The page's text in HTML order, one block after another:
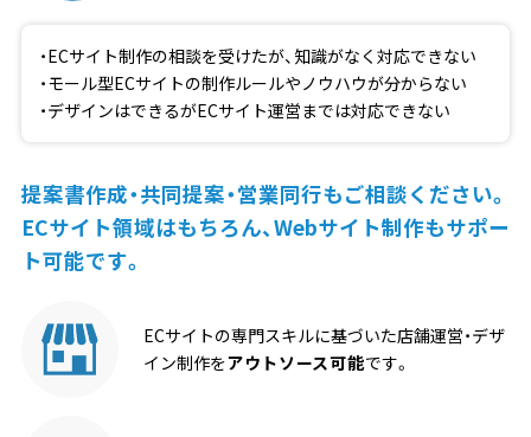
ECサイト制作の相談を受けたが、知識がなく対応できない
モール型ECサイトの制作ルールやノウハウが分からない
デザインはできるがECサイト運営までは対応できない
提案書作成・共同提案・営業同行もご相談ください。
ECサイト領域はもちろん、Webサイト制作もサポー
ト可能です。
ECサイトの専門スキルに基づいた店舗運営・デザ
イン制作をアウトソース可能です。